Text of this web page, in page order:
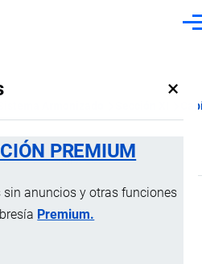
×
PREMIUM
sin anuncios y otras funciones
Premium.
…, 20 Julio, 2024